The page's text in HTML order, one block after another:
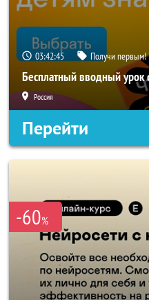
03:42:42 Получи первым!
Бесплатный вводный урок
Россия
Перейти
-60%